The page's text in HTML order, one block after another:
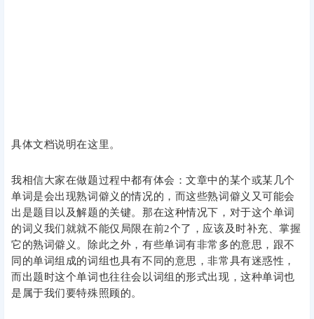
具体文档说明在这里。
我相信大家在做题过程中都有体会：文章中的某个或某几个
单词是会出现熟词僻义的情况的，而这些熟词僻义又可能会
出是题目以及解题的关键。那在这种情况下，对于这个单词
的词义我们就就不能仅局限在前2个了，应该及时补充、掌握
它的熟词僻义。除此之外，有些单词有非常多的意思，跟不
同的单词组成的词组也具有不同的意思，非常具有迷惑性，
而出题时这个单词也往往会以词组的形式出现，这种单词也
是属于我们要特殊照顾的。